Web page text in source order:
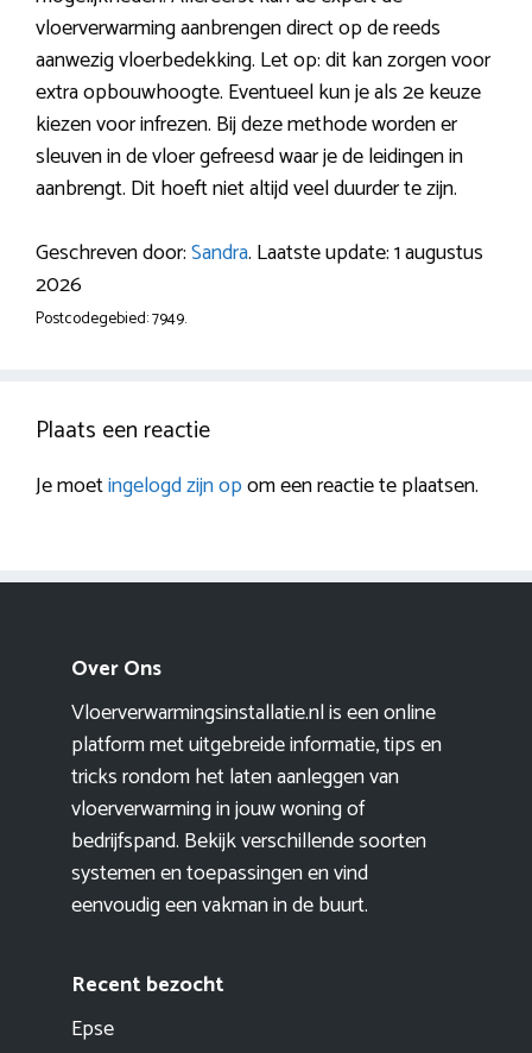
vloerverwarming aanbrengen direct op de reeds
aanwezig vloerbedekking. Let op: dit kan zorgen voor
extra opbouwhoogte. Eventueel kun je als 2e keuze
kiezen voor infrezen. Bij deze methode worden er
sleuven in de vloer gefreesd waar je de leidingen in
aanbrengt. Dit hoeft niet altijd veel duurder te zijn.
Geschreven door:Sandra. Laatste update: 1 augustus
2026
Postcodegebied: 7949.
Plaats een reactie
Je moetingelogd zijn opom een reactie te plaatsen.
Over Ons
Vloerverwarmingsinstallatie.nl is een online
platform met uitgebreide informatie, tips en
tricks rondom het laten aanleggen van
vloerverwarming in jouw woning of
bedrijfspand. Bekijk verschillende soorten
systemen en toepassingen en vind
eenvoudig een vakman in de buurt.
Recent bezocht
Epse